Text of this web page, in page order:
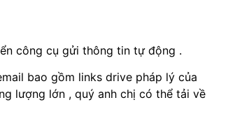
công cụ gửi thông tin tự động .
bao gồm links drive pháp lý của
lượng lớn , quý anh chị có thể tải về